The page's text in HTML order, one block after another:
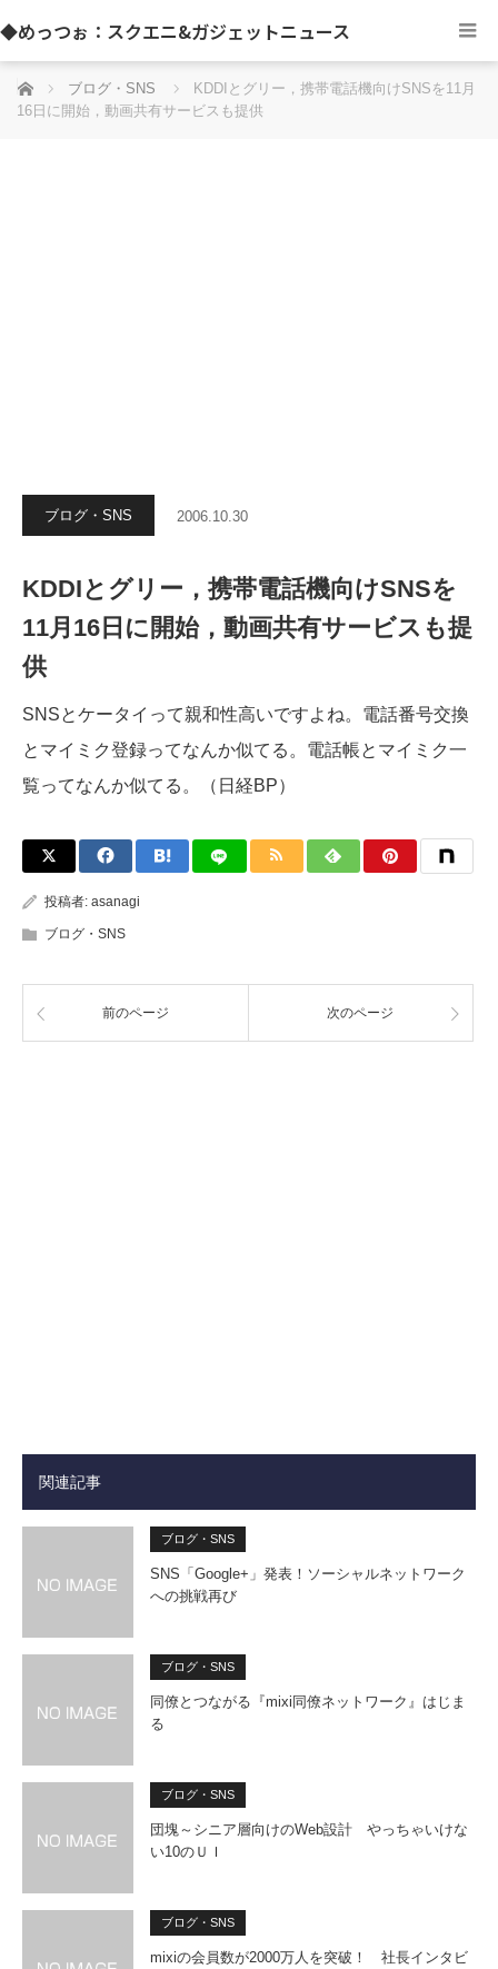
◆めっつぉ：スクエニ&ガジェットニュース
ホーム ブログ・SNS
KDDIとグリー，携帯電話機向けSNSを11月
16日に開始，動画共有サービスも提供
ブログ・SNS 2006.10.30
KDDIとグリー，携帯電話機向けSNSを
11月16日に開始，動画共有サービスも提
供
SNSとケータイって親和性高いですよね。電話番号交換
とマイミク登録ってなんか似てる。電話帳とマイミク一
覧ってなんか似てる。（日経BP）
投稿者: asanagi
ブログ・SNS
前のページ 次のページ
関連記事
ブログ・SNS
SNS「Google+」発表！ソーシャルネットワーク
への挑戦再び
ブログ・SNS
同僚とつながる『mixi同僚ネットワーク』はじま
る
ブログ・SNS
団塊～シニア層向けのWeb設計 やっちゃいけな
い10のＵＩ
ブログ・SNS
mixiの会員数が2000万人を突破！ 社長インタビ